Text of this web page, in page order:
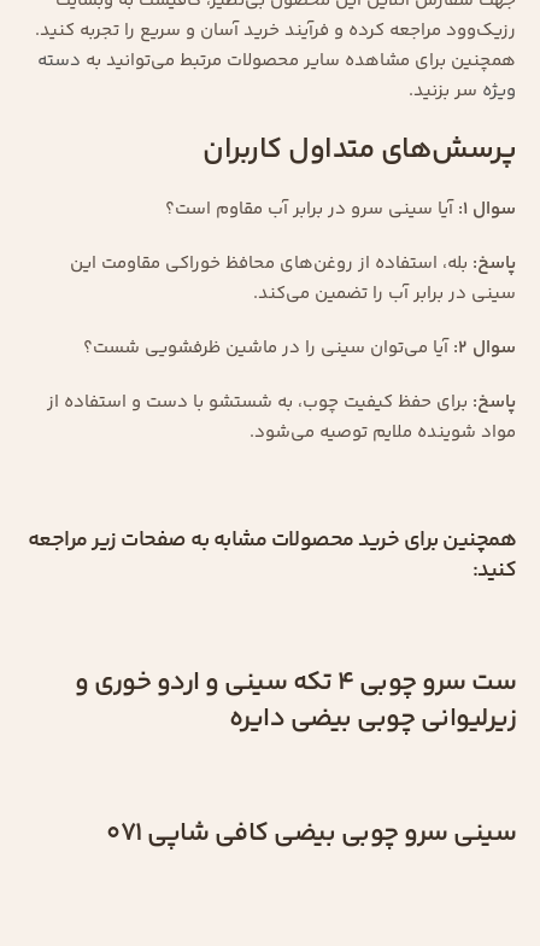
رزیک‌وود مراجعه کرده و فرآیند خرید آسان و سریع را تجربه کنید.
همچنین برای مشاهده سایر محصولات مرتبط می‌توانید به دسته
ویژه سر بزنید.
پرسش‌های متداول کاربران
سوال ۱:
آیا سینی سرو در برابر آب مقاوم است؟
پاسخ: بله، استفاده از روغن‌های محافظ خوراکی مقاومت این
سینی در برابر آب را تضمین می‌کند.
سوال ۲:
آیا می‌توان سینی را در ماشین ظرفشویی شست؟
پاسخ: برای حفظ کیفیت چوب، به شستشو با دست و استفاده از
مواد شوینده ملایم توصیه می‌شود.
همچنین برای خرید محصولات مشابه به صفحات زیر مراجعه
کنید:
ست سرو چوبی 4 تکه سینی و اردو خوری و
زیرلیوانی چوبی بیضی دایره
سینی سرو چوبی بیضی کافی شاپی 071